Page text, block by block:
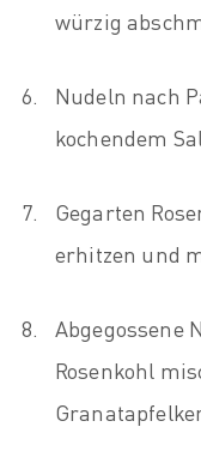
würzig
Nudeln nach
kochendem
Gegarten
erhitzen und
Abgegossene
Rosenkohl